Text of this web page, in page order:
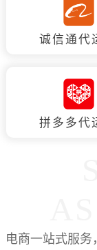
诚信通代
拼多多代
电商一站式服